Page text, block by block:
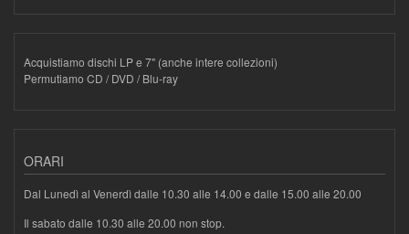
Acquistiamo dischi LP e 7" (anche intere collezioni)
Permutiamo CD / DVD / Blu-ray
ORARI
Dal Lunedì al Venerdì dalle 10.30 alle 14.00 e dalle 15.00 alle 20.00
Il sabato dalle 10.30 alle 20.00 non stop.